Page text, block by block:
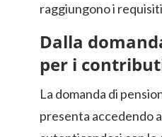
raggiungono i
Dalla
per i
La domanda di
presenta accedendo